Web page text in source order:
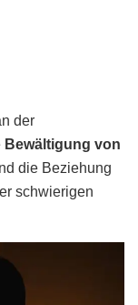
der
Bewältigung von
die Beziehung
schwierigen